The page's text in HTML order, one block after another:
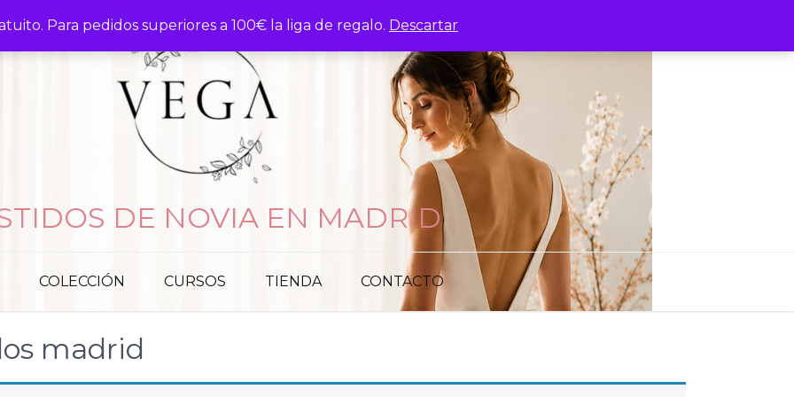
Para pedidos superiores a 100€ la liga de regalo. Descartar
DE NOVIA EN MADRID
COLECCIÓN CURSOS TIENDA CONTACTO
madrid